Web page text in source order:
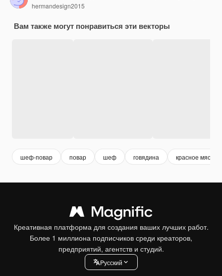
hermandesign2015
Вам также могут понравиться эти векторы
шеф-повар повар шеф говядина красное мясо
Креативная платформа для создания ваших лучших работ.
Более 1 миллиона подписчиков среди креаторов,
предприятий, агентств и студий.
Pусский